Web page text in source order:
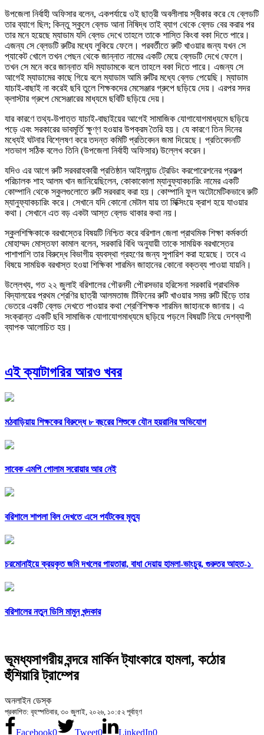
উপজেলা নির্বাহী অফিসার বলেন, একপর্যায়ে ওই ছাত্রী অবলীলায় স্বীকার করে যে ব্লেডটি
তার ব্যাগে ছিল; কিন্তু স্কুলে ব্লেড আনা নিষিদ্ধ তাই ব্যাগ থেকে ব্লেড বের করার পর
তার মনে হয়েছে ম্যাডাম যদি ব্লেড দেখে তাহলে তাকে শাস্তি কিংবা বকা দিতে পারে।
এজন্য সে ব্লেডটি রুটির মধ্যে লুকিয়ে ফেলে। পরবর্তীতে রুটি খাওয়ার জন্য যখন সে
প্যাকেট খোলে তখন পেছন থেকে জান্নাত নামের একটি মেয়ে ব্লেডটি দেখে ফেলে।
তখন সে মনে করে জান্নাত যদি ম্যাডামকে বলে তাহলে বকা দিতে পারে। এজন্য সে
আগেই ম্যাডামের কাছে গিয়ে বলে ম্যাডাম আমি রুটির মধ্যে ব্লেড পেয়েছি। ম্যাডাম
যাচাই-বাছাই না করেই ছবি তুলে শিক্ষকদের মেসেঞ্জার গ্রুপে ছড়িয়ে দেয়। এরপর সদর
ক্লাস্টার গ্রুপে মেসেঞ্জারের মাধ্যমে ছবিটি ছড়িয়ে দেয়।
যার কারণে তথ্য-উপাত্ত যাচাই-বাছাইয়ের আগেই সামাজিক যোগাযোগমাধ্যমে ছড়িয়ে
পড়ে এবং সরকারের ভাবমূর্তি ক্ষুণ্ণ হওয়ার উপক্রম তৈরি হয়। যে কারণে তিন দিনের
মধ্যেই ঘটনার বিশ্লেষণ করে তদন্ত কমিটি প্রতিবেদন জমা দিয়েছে। প্রতিবেদনটি
শতভাগ সঠিক বলেও তিনি (উপজেলা নির্বাহী অফিসার) উল্লেখ করেন।
যদিও এর আগে রুটি সরবরাহকারী প্রতিষ্ঠান আইল্যান্ড ট্রেডিং করপোরেশনের প্রকল্প
পরিচালক শাহ আলম খান জানিয়েছিলেন, কোকাকোলা ম্যানুফ্যাকচারিং নামের একটি
কোম্পানি থেকে স্কুলগুলোতে রুটি সরবরাহ করা হয়। কোম্পানি ফুল অটোমেটিকভাবে রুটি
ম্যানুফ্যাকচারিং করে। সেখানে যদি কোনো মেটাল যায় তা মিক্সিংয়ে ক্রাশ হয়ে যাওয়ার
কথা। সেখানে এত বড় একটা আস্ত ব্লেড থাকার কথা নয়।
স্কুলশিক্ষিকাকে বরখাস্তের বিষয়টি নিশ্চিত করে বরিশাল জেলা প্রাথমিক শিক্ষা কর্মকর্তা
মোহাম্মদ মোস্তফা কামাল বলেন, সরকারি বিধি অনুযায়ী তাকে সাময়িক বরখাস্তের
পাশাপাশি তার বিরুদ্ধে বিভাগীয় ব্যবস্থা গ্রহণের জন্য সুপারিশ করা হয়েছে। তবে এ
বিষয়ে সাময়িক বরখাস্ত হওয়া শিক্ষিকা শারমিন জাহানের কোনো বক্তব্য পাওয়া যায়নি।
উল্লেখ্য, গত ২২ জুলাই বরিশালের গৌরনদী পৌরসভার হরিসেনা সরকারি প্রাথমিক
বিদ্যালয়ের প্রথম শ্রেণির ছাত্রী আলমতাজ টিফিনের রুটি খাওয়ার সময় রুটি ছিঁড়ে তার
ভেতরে একটি ব্লেড দেখতে পাওয়ার কথা শ্রেণিশিক্ষক শারমিন জাহানকে জানায়। এ
সংক্রান্ত একটি ছবি সামাজিক যোগাযোগমাধ্যমে ছড়িয়ে পড়লে বিষয়টি নিয়ে দেশব্যাপী
ব্যাপক আলোচিত হয়।
এই ক্যাটাগরির আরও খবর
মঠবাড়িয়ায় শিক্ষকের বিরুদ্ধে ৮ বছরের শিশুকে যৌন হয়রানির অভিযোগ
সাবেক এমপি গোলাম সরোয়ার আর নেই
বরিশালে শাপলা বিল দেখতে এসে পর্যটকের মৃত্যু
চরমোনাইয়ে ক্রয়কৃত জমি দখলের পায়তারা, বাধা দেয়ায় হামলা-ভাংচুর, গুরুতর আহত-১
বরিশালের নতুন ডিসি মামুন খন্দকার
ভূমধ্যসাগরীয় বন্দরে মার্কিন ট্যাংকারে হামলা, কঠোর
হুঁশিয়ারি ট্রাম্পের
অনলাইন ডেস্ক
প্রকাশিত: বৃহস্পতিবার, ৩০ জুলাই, ২০২৬, ১০:৫২ পূর্বাহ্ণ
Facebook0 Tweet0 LinkedIn0